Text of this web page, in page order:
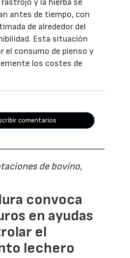
y la hierba se
antes de tiempo, con
de alrededor del
Esta situación
el consumo de pienso y
los costes de
comentarios
de bovino,
convoca
en ayudas
el
lechero